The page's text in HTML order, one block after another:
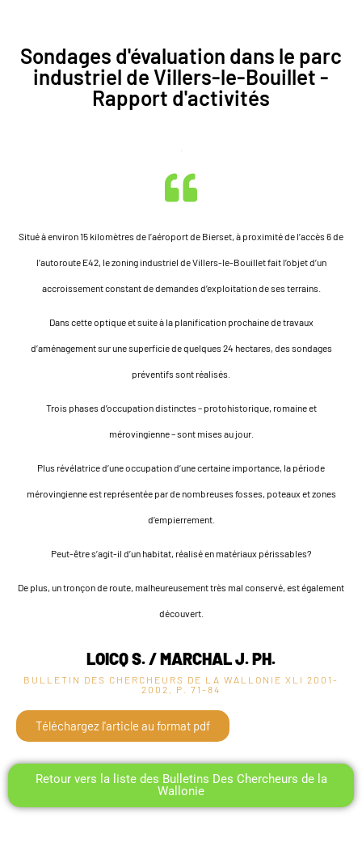
Sondages d'évaluation dans le parc
industriel de Villers-le-Bouillet -
Rapport d'activités
Situé à environ 15 kilomètres de l’aéroport de Bierset, à proximité de l’accès 6 de
l’autoroute E42, le zoning industriel de Villers-le-Bouillet fait l’objet d’un
accroissement constant de demandes d’exploitation de ses terrains.
Dans cette optique et suite à la planification prochaine de travaux
d’aménagement sur une superficie de quelques 24 hectares, des sondages
préventifs sont réalisés.
Trois phases d’occupation distinctes – protohistorique, romaine et
mérovingienne – sont mises au jour.
Plus révélatrice d’une occupation d’une certaine importance, la période
mérovingienne est représentée par de nombreuses fosses, poteaux et zones
d’empierrement.
Peut-être s’agit-il d’un habitat, réalisé en matériaux périssables?
De plus, un tronçon de route, malheureusement très mal conservé, est également
découvert.
LOICQ S. / MARCHAL J. PH.
BULLETIN DES CHERCHEURS DE LA WALLONIE XLI 2001-
2002, P. 71-84
Téléchargez l'article au format pdf
Retour vers la liste des Bulletins Des Chercheurs de la
Wallonie